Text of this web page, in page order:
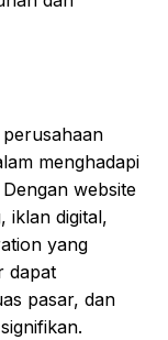
menghadapi
website
iklan digital,
yang
dapat
pasar, dan